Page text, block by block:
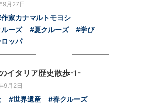
9月27日
家カナマルトモヨシ
ーズ
#夏クルーズ
#学び
ッパ
イタリア歴史散歩-1-
9月2日
#世界遺産
#春クルーズ